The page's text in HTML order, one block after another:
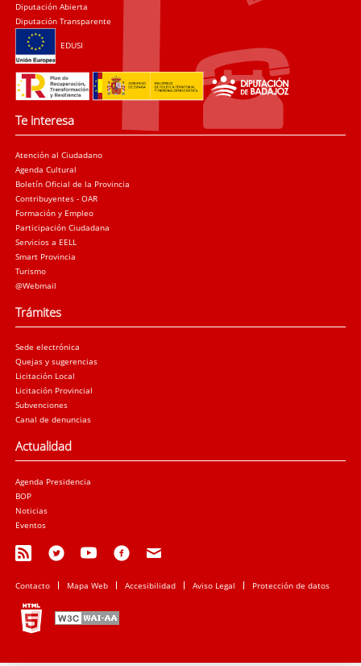
Diputación Abierta
Diputación Transparente
EDUSI
Te interesa
Atención al Ciudadano
Agenda Cultural
Boletín Oficial de la Provincia
Contribuyentes - OAR
Formación y Empleo
Participación Ciudadana
Servicios a EELL
Smart Provincia
Turismo
@Webmail
Trámites
Sede electrónica
Quejas y sugerencias
Licitación Local
Licitación Provincial
Subvenciones
Canal de denuncias
Actualidad
Agenda Presidencia
BOP
Noticias
Eventos
Contacto Mapa Web Accesibilidad Aviso Legal Protección de datos